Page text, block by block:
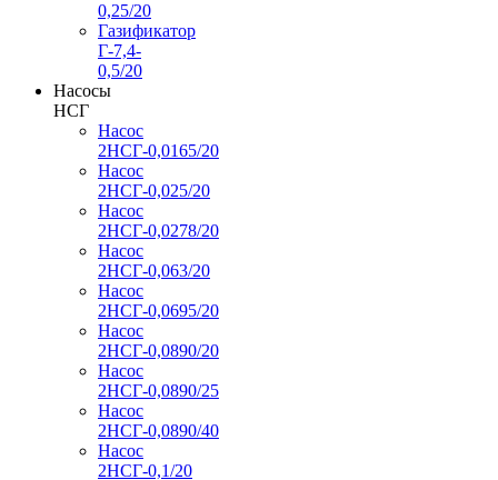
0,25/20
Газификатор
Г-7,4-
0,5/20
Насосы
НСГ
Насос
2НСГ-0,0165/20
Насос
2НСГ-0,025/20
Насос
2НСГ-0,0278/20
Насос
2НСГ-0,063/20
Насос
2НСГ-0,0695/20
Насос
2НСГ-0,0890/20
Насос
2НСГ-0,0890/25
Насос
2НСГ-0,0890/40
Насос
2НСГ-0,1/20